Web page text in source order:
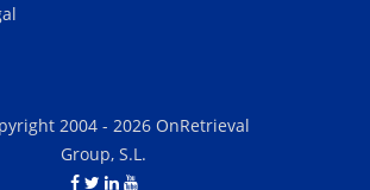
2004 - 2026 OnRetrieval
Group, S.L.